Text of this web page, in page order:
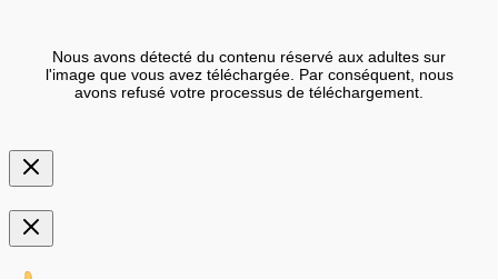
Nous avons détecté du contenu réservé aux adultes sur
l'image que vous avez téléchargée. Par conséquent, nous
avons refusé votre processus de téléchargement.